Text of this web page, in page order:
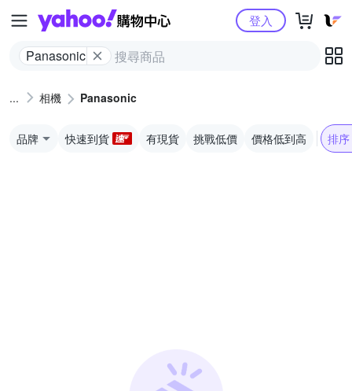
Yahoo購物中心
Panasonic
登入
相機 Panasonic
品牌 快速到貨 有現貨 挑戰低價 價格低到高 排序